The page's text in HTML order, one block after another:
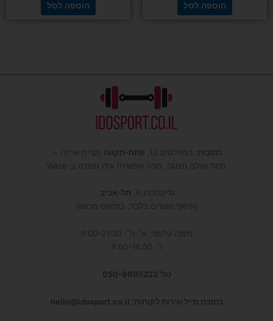
הוספה לסל הוספה לסל
כתובות : המפלסים 12, פתח-תקווה (קרית אריה) –
חנות ואולם תצוגה, חניה חופשית! עידו ספורט ב-Waze
גליקסברג 6,
תל-אביב
(איסוף מוצרים בלבד, בתיאום מראש)
מענה טלפוני: א׳-ה׳: 9:00-21:30
ו׳: 9:00-16:00
טל' 050-9695222
כתובת מייל שירות לקוחות: hello@idosport.co.il